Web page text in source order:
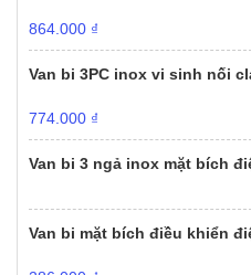
864.000 ₫
Van bi 3PC inox vi sinh nối
774.000 ₫
Van bi 3 ngả inox mặt bích
Van bi mặt bích điều khiển